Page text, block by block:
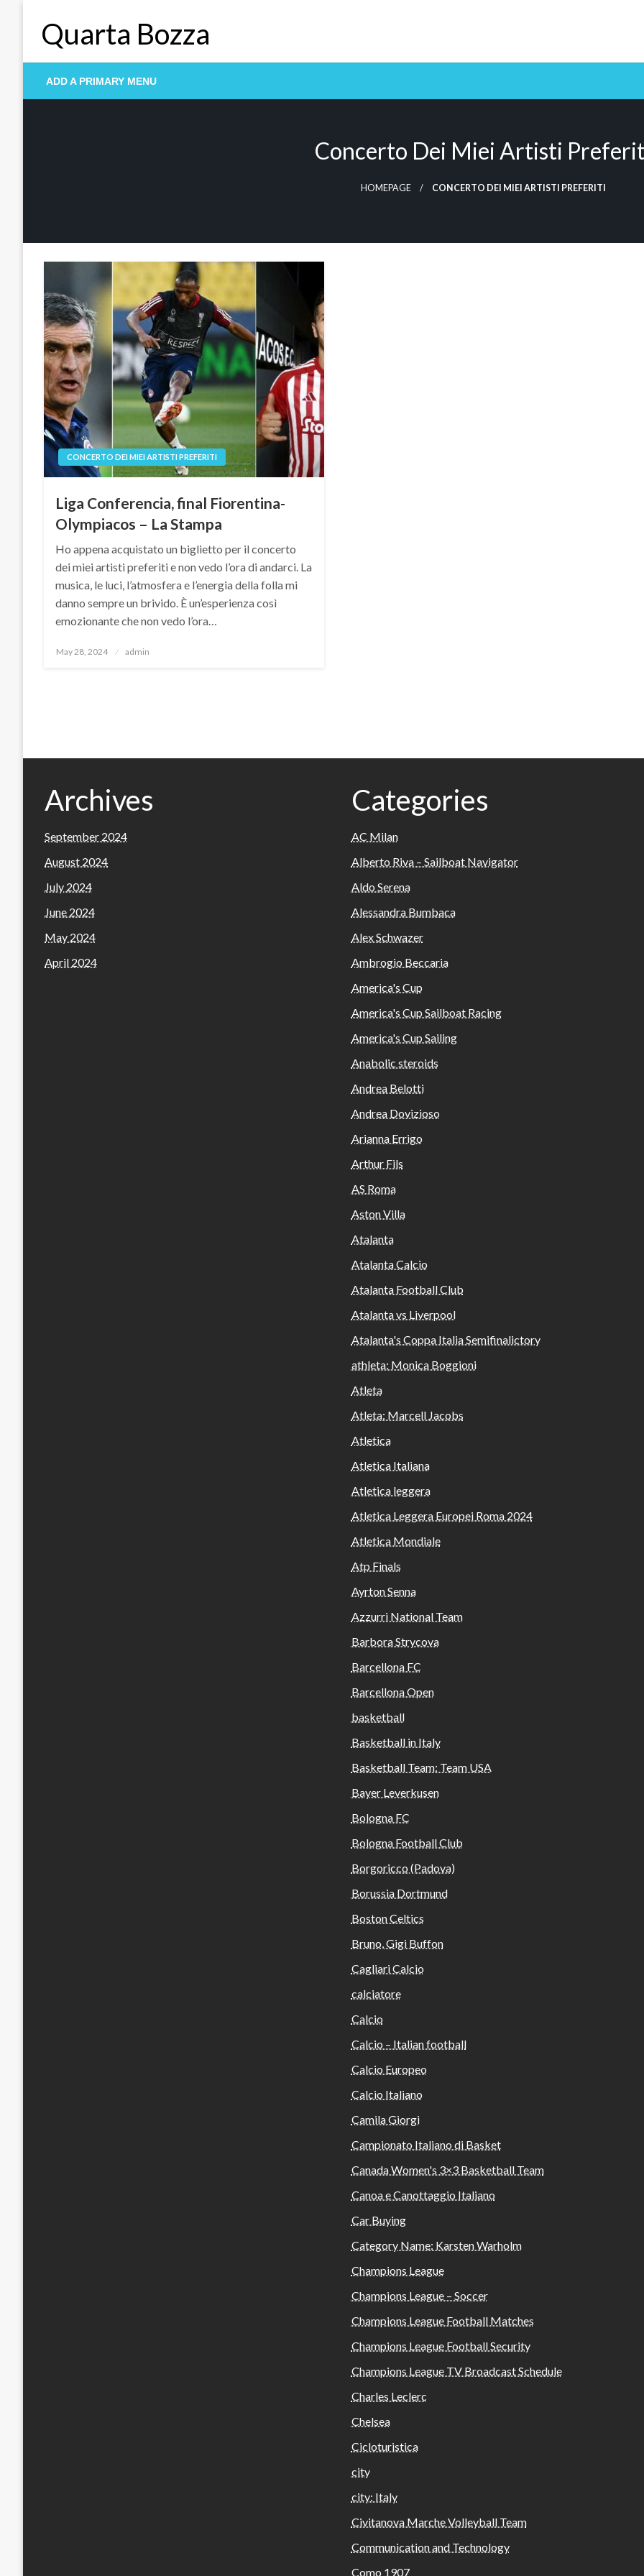
Quarta Bozza
ADD A PRIMARY MENU
Concerto Dei Miei Artisti
HOMEPAGE CONCERTO DEI MIEI ARTISTI PREFERITI
CONCERTO DEI MIEI ARTISTI PREFERITI
Liga Conferencia, final Fiorentina-
Olympiacos – La Stampa
Ho appena acquistato un biglietto per il concerto
dei miei artisti preferiti e non vedo l’ora di andarci. La
musica, le luci, l’atmosfera e l’energia della folla mi
danno sempre un brivido. È un’esperienza così
emozionante che non vedo l’ora…
Posted
May 28, 2024 admin
Archives
September 2024
August 2024
July 2024
June 2024
May 2024
April 2024
Categories
AC Milan
Alberto Riva – Sailboat Navigator
Aldo Serena
Alessandra Bumbaca
Alex Schwazer
Ambrogio Beccaria
America's Cup
America's Cup Sailboat Racing
America's Cup Sailing
Anabolic steroids
Andrea Belotti
Andrea Dovizioso
Arianna Errigo
Arthur Fils
AS Roma
Aston Villa
Atalanta
Atalanta Calcio
Atalanta Football Club
Atalanta vs Liverpool
Atalanta's Coppa Italia Semifinalictory
athleta: Monica Boggioni
Atleta
Atleta: Marcell Jacobs
Atletica
Atletica Italiana
Atletica leggera
Atletica Leggera Europei Roma 2024
Atletica Mondiale
Atp Finals
Ayrton Senna
Azzurri National Team
Barbora Strycova
Barcellona FC
Barcellona Open
basketball
Basketball in Italy
Basketball Team: Team USA
Bayer Leverkusen
Bologna FC
Bologna Football Club
Borgoricco (Padova)
Borussia Dortmund
Boston Celtics
Bruno, Gigi Buffon
Cagliari Calcio
calciatore
Calcio
Calcio – Italian football
Calcio Europeo
Calcio Italiano
Camila Giorgi
Campionato Italiano di Basket
Canada Women's 3×3 Basketball Team
Canoa e Canottaggio Italiano
Car Buying
Category Name: Karsten Warholm
Champions League
Champions League – Soccer
Champions League Football Matches
Champions League Football Security
Champions League TV Broadcast Schedule
Charles Leclerc
Chelsea
Cicloturistica
city
city: Italy
Civitanova Marche Volleyball Team
Communication and Technology
Como 1907